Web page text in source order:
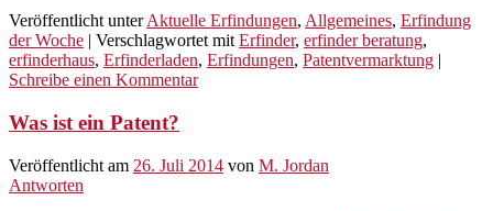
Veröffentlicht unter Aktuelle Erfindungen, Allgemeines, Erfindung
der Woche | Verschlagwortet mit Erfinder, erfinder beratung,
erfinderhaus, Erfinderladen, Erfindungen, Patentvermarktung |
Schreibe einen Kommentar
Was ist ein Patent?
Veröffentlicht am 26. Juli 2014 von M. Jordan
Antworten